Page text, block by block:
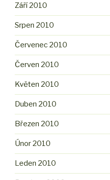
Září 2010
Srpen 2010
Červenec 2010
Červen 2010
Květen 2010
Duben 2010
Březen 2010
Únor 2010
Leden 2010